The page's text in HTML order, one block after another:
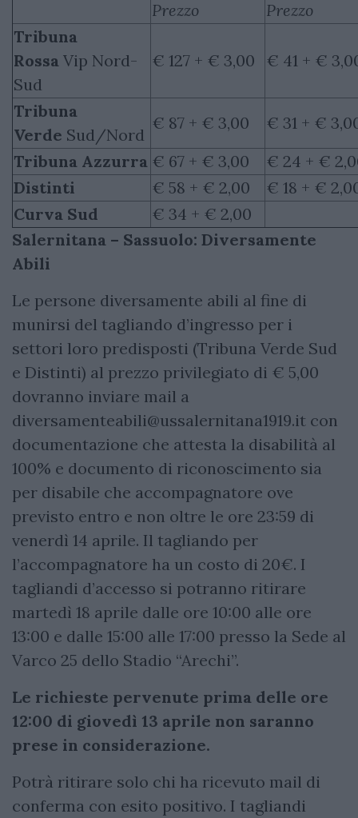
Prezzo
Prezzo
Tribuna
Rossa Vip Nord-
Sud
€ 127 + € 3,00 € 41 + €
Tribuna
Verde Sud/Nord
€ 87 + € 3,00
€ 31 + €
Tribuna Azzurra € 67 + € 3,00
€ 24 + €
Distinti
€ 58 + € 2,00
€ 18 + €
Curva Sud
€ 34 + € 2,00
Salernitana – Sassuolo: Diversamente
Abili
Le persone diversamente abili al fine di
munirsi del tagliando d’ingresso per i
settori loro predisposti (Tribuna Verde Sud
e Distinti) al prezzo privilegiato di € 5,00
dovranno inviare mail a
diversamenteabili@ussalernitana1919.it con
documentazione che attesta la disabilità al
100% e documento di riconoscimento sia
per disabile che accompagnatore ove
previsto entro e non oltre le ore 23:59 di
venerdì 14 aprile. Il tagliando per
l’accompagnatore ha un costo di 20€. I
tagliandi d’accesso si potranno ritirare
martedì 18 aprile dalle ore 10:00 alle ore
13:00 e dalle 15:00 alle 17:00 presso la Sede al
Varco 25 dello Stadio “Arechi”.
Le richieste pervenute prima delle ore
12:00 di giovedì 13 aprile non saranno
prese in considerazione.
Potrà ritirare solo chi ha ricevuto mail di
conferma con esito positivo. I tagliandi